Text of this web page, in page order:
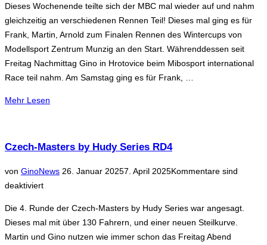
Dieses Wochenende teilte sich der MBC mal wieder auf und nahm
gleichzeitig an verschiedenen Rennen Teil! Dieses mal ging es für
Frank, Martin, Arnold zum Finalen Rennen des Wintercups von
Modellsport Zentrum Munzig an den Start. Währenddessen seit
Freitag Nachmittag Gino in Hrotovice beim Mibosport international
Race teil nahm. Am Samstag ging es für Frank, …
Mehr über
Wintercups
Lesen
Czech-Masters by Hudy Series RD4
von GinoNewsVeröffentlicht
26. Januar 20257. April 2025Kommentare sind
deaktiviert
Die 4. Runde der Czech-Masters by Hudy Series war angesagt.
Dieses mal mit über 130 Fahrern, und einer neuen Steilkurve.
Martin und Gino nutzen wie immer schon das Freitag Abend